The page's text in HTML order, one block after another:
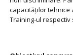
capacităților tehnice
Training-ul respectiv